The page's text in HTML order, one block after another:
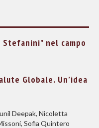
nel campo
Globale. Un’idea
Deepak, Nicoletta
Sofia Quintero